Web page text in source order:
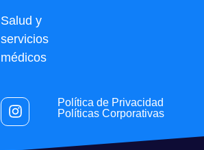
Salud y
servicios
médicos
Política de Privacidad
Políticas Corporativas